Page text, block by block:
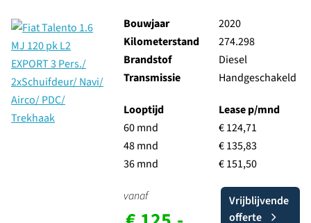
Bouwjaar
2020
Kilometerstand
274.298
Brandstof
Diesel
Transmissie
Handgeschakeld
Looptijd
60 mnd
48 mnd
36 mnd
Lease p/mnd
€ 124,71
€ 135,83
€ 151,50
vanaf
Vrijblijvende
offerte